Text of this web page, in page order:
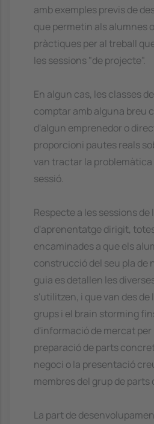
amb exemples previs de
que permetin als alumnes
pràctiques per al treball
les sessions "de projecte".
En algun cas, les classes
comptar amb alguna breu
d'algun emprenedor o
proporcioni pautes reals
van tractar la problemàtica
sessió.
Respecte a les sessions
d'aprenentatge dirigit,
encaminades a que els
construcció del seu pla de
guia es detallen les
s'utilitzen, i que van des de
grups i el brain storming
d'informació de mercat
preparació de parts
negoci o la presentació
membres del grup de parts
La part de